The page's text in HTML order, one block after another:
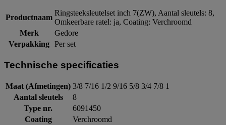
Productnaam
Ringsteeksleutelset inch 7(ZW), Aantal sleutels: 8,
Omkeerbare ratel: ja, Coating: Verchroomd
Merk
Gedore
Verpakking Per set
Technische specificaties
Maat (Afmetingen) 3/8 7/16 1/2 9/16 5/8 3/4 7/8 1
Aantal sleutels
8
Type nr.
6091450
Coating
Verchroomd